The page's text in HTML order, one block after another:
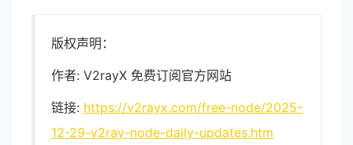
版权声明：
作者: V2rayX 免费订阅官方网站
链接: https://v2rayx.com/free-node/2025-
12-29-v2ray-node-daily-updates.htm